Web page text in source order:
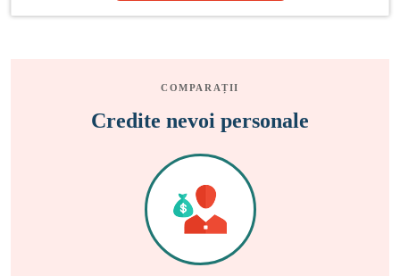
COMPARAȚII
Credite nevoi personale